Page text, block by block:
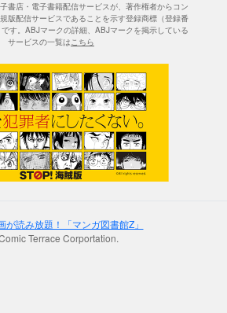
書店・電子書籍配信サービスが、著作権者からコン
版配信サービスであることを示す登録商標（登録番
す。ABJマークの詳細、ABJマークを掲示している
サービスの一覧はこちら
が読み放題！「マンガ図書館Z」
Terrace Corportation.